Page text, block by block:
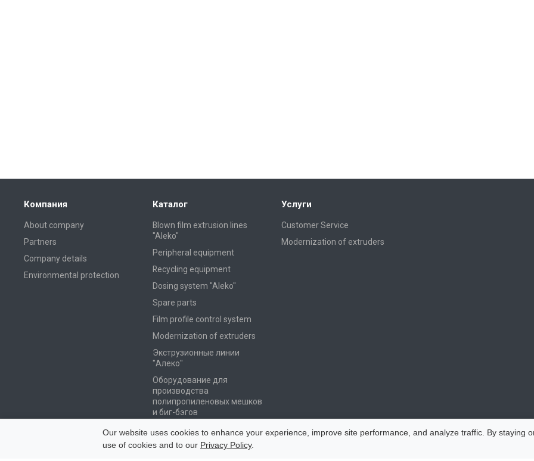
Компания
About company
Partners
Company details
Environmental protection
Каталог
Blown film extrusion lines
"Aleko"
Peripheral equipment
Recycling equipment
Dosing system "Aleko"
Spare parts
Film profile control system
Modernization of extruders
Экструзионные линии
"Алеко"
Оборудование для
производства
полипропиленовых мешков
и биг-бэгов
Оборудование для
вторичной переработки
Услуги
Customer Service
Modernization of extruders
Our website uses cookies to enhance your experience, improve site performance, and analyze traffic. By staying
use of cookies and to our Privacy Policy.